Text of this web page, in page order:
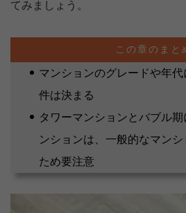
てみましょう。
マンションのグレードや年
件は決まる
タワーマンションとバブル
ンションは、一般的なマン
ため要注意